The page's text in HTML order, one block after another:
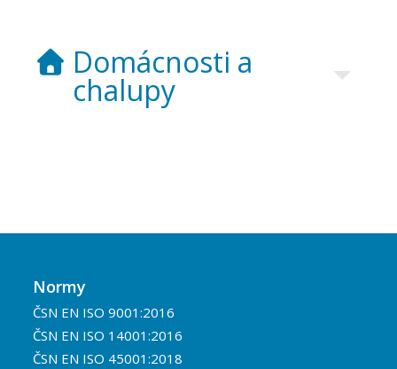
Domácnosti a
chalupy
Normy
ČSN EN ISO 9001:2016
ČSN EN ISO 14001:2016
ČSN EN ISO 45001:2018